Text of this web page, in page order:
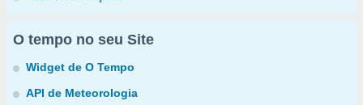
O tempo no seu Site
Widget de O Tempo
API de Meteorologia